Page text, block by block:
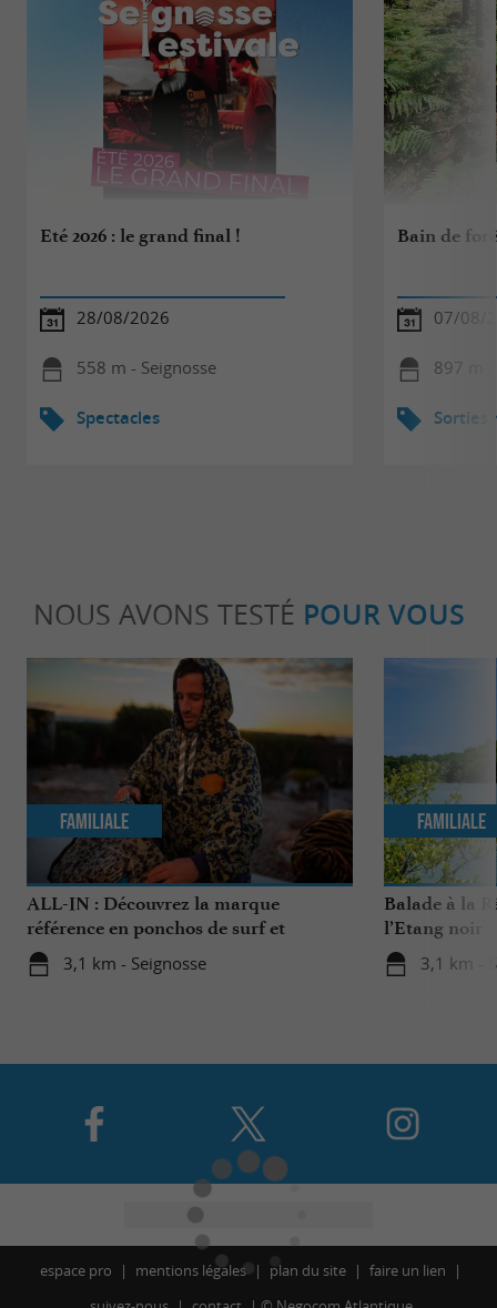
Eté 2026 : le grand final !
28/08/2026
558 m - Seignosse
Spectacles
Bain de
07/08/
897 m -
Sorties
NOUS AVONS TESTÉ POUR VOUS
ALL-IN : Découvrez la marque
référence en ponchos de surf et
accessoires de sports nautiques !
3,1 km - Seignosse
Familiale
Balade à la
l’Etang noir
3,1 km -
Familiale
espace pro mentions légales plan du site
faire un lien